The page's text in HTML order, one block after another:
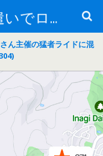
月30,000円のお小遣いでロードバイク
ん主催の猛者ライドに混